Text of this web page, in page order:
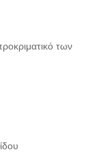
των